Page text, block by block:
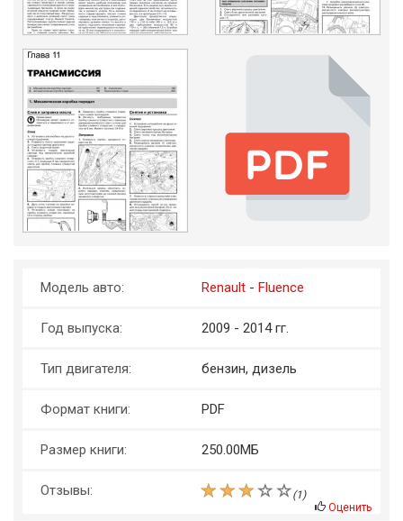
Модель авто: Renault - Fluence
Год выпуска: 2009 - 2014 гг.
Тип двигателя: бензин, дизель
Формат книги: PDF
Размер книги: 250.00МБ
Отзывы: (1)
Оценить